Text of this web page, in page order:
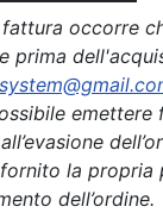
occorre
prima
emettere
la propria
dell’ordine.